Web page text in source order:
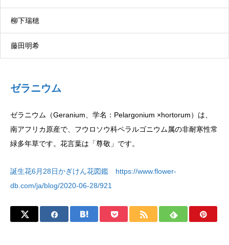
柳下瑞穂
藤田明希
ス（Lisianthus）、プレイリー・ゲンティアン(Prairie gentian)と
も呼ばれます。花言葉は「清々しい美しさ」です。
ゼラニウム
ゼラニウム（Geranium、学名：Pelargonium ×hortorum）は、
南アフリカ原産で、フウロソウ科ペラルゴニウム属の非耐寒性常
緑多年草です。花言葉は「尊敬」です。
誕生花6月28日かぎけん花図鑑 https://www.flower-
db.com/ja/blog/2020-06-28/921